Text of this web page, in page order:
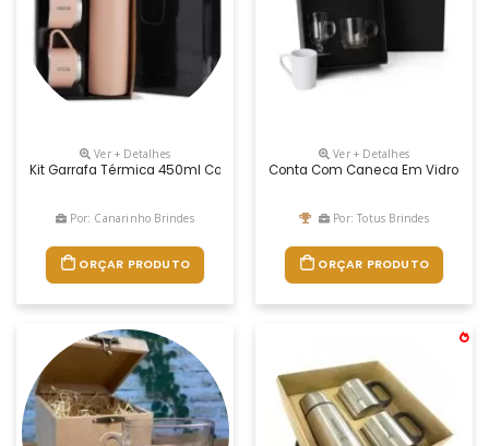
Ver + Detalhes
Kit Garrafa Térmica 450ml Com Duas Tampas Extras Que Podem Ser
Por: Canarinho Brindes
ORÇAR PRODUTO
Ver + Detalhes
Conta Com Caneca Em Vidro
Por: Totus Brindes
ORÇAR PRODUTO